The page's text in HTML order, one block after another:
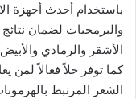
باستخدام أحدث أجهزة
والبرمجيات لضمان
الأشقر والرمادي
كما توفر حلاً فعالاً لمن
الشعر المرتبط